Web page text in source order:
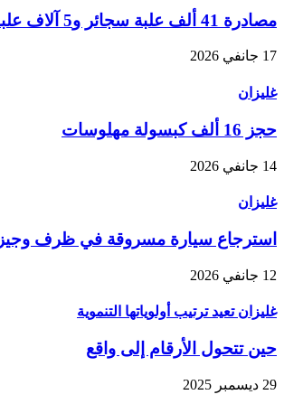
مصادرة 41 ألف علبة سجائر و5 آلاف علبة معسل
17 جانفي 2026
غليزان
حجز 16 ألف كبسولة مهلوسات
14 جانفي 2026
غليزان
استرجاع سيارة مسروقة في ظرف وجيز
12 جانفي 2026
غليزان تعيد ترتيب أولوياتها التنموية
حين تتحول الأرقام إلى واقع
29 ديسمبر 2025